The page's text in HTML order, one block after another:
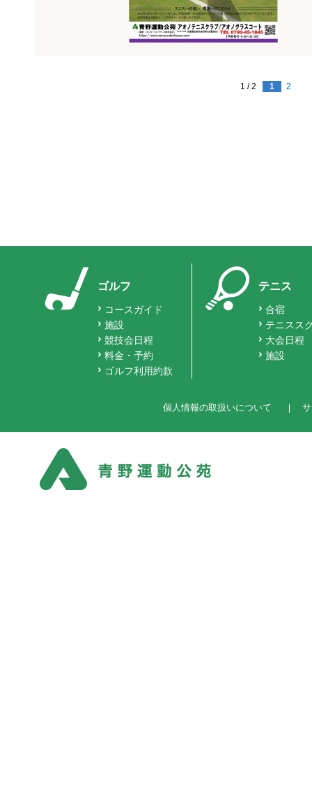
1 / 2 1 2
ゴルフ
コースガイド
施設
競技会日程
料金・予約
ゴルフ利用約款
テニス
合宿
テニスス
大会日程
施設
個人情報の取扱いについて